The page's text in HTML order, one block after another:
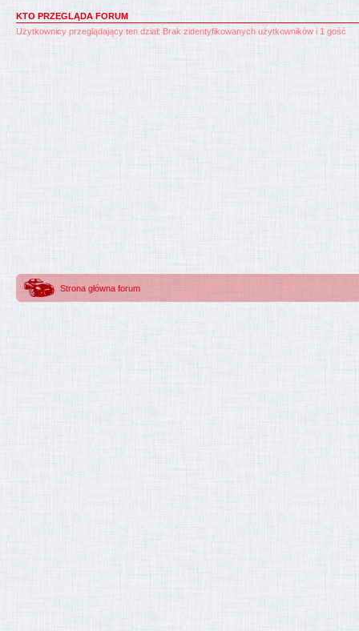
KTO PRZEGLĄDA FORUM
Użytkownicy przeglądający ten dział: Brak zidentyfikowanych użytkowników i 1 gość
Strona główna forum